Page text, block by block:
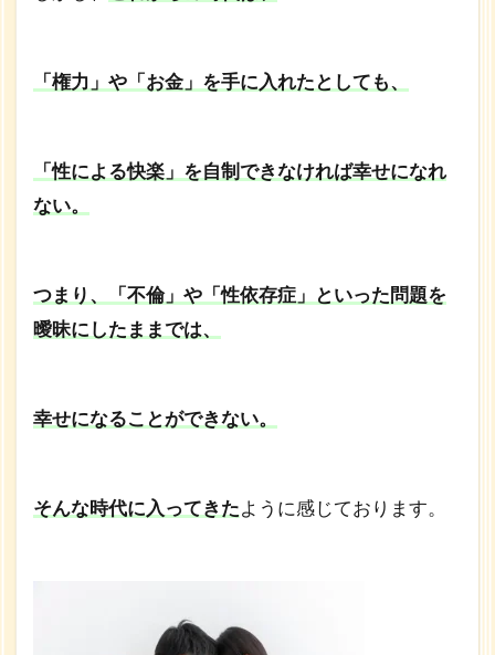
「権力」や「お金」を手に入れたとしても、
「性による快楽」を自制できなければ幸せになれ
ない。
つまり、「不倫」や「性依存症」といった問題を
曖昧にしたままでは、
幸せになることができない。
そんな時代に入ってきたように感じております。